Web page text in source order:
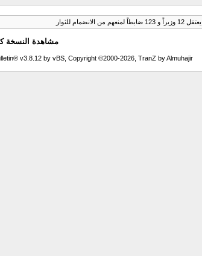
للثوار
مشاهدة النسخة
v3.8.12 by vBS, Copyright ©2000-2026, TranZ by Almuhajir